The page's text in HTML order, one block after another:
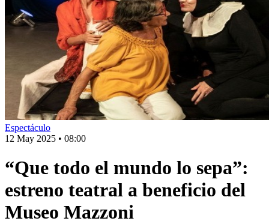
Espectáculo
12 May 2025 • 08:00
“Que todo el mundo lo sepa”:
estreno teatral a beneficio del
Museo Mazzoni